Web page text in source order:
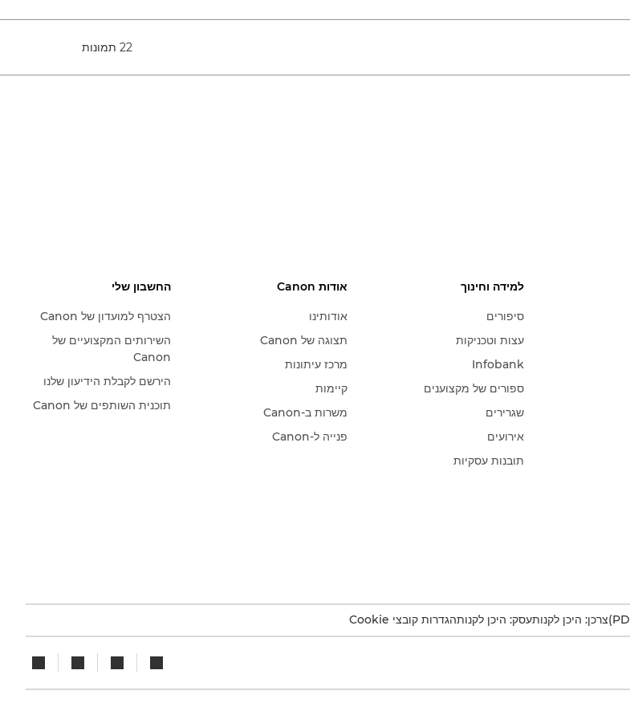
22 תמונות
למידה וחינוך
סיפורים
עצות וטכניקות
Infobank
ספורים של מקצוענים
שגרירים
אירועים
תובנות עסקיות
אודות Canon
אודותינו
תצוגה של Canon
מרכז עיתונות
קיימות
משרות ב-Canon
פנייה ל-Canon
החשבון שלי
הצטרף למועדון של Canon
השירותים המקצועיים של
Canon
הירשם לקבלת הידיעון שלנו
תוכנית השותפים של Canon
צרכן: היכן לקנותעסק: היכן לקנותהגדרות קובצי Cookie